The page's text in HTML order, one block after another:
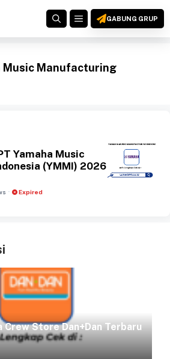
MENUGABUNG GRUP
Music Manufacturing
Yamaha Music
(YMMI) 2026
· Expired
Crew Store Dan+Dan Terbaru